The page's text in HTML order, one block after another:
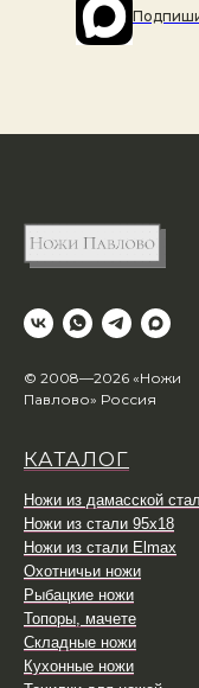
© 2008—2026 «Ножи
Павлово» Россия
КАТАЛОГ
Ножи из дамасской
Ножи из стали 95х18
Ножи из стали Elmax
Охотничьи ножи
Рыбацкие ножи
Топоры, мачете
Складные ножи
Кухонные ножи